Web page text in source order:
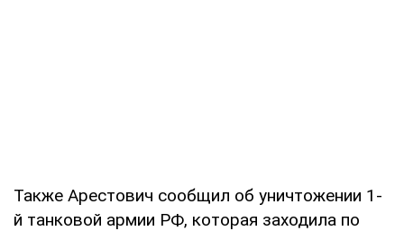
Также Арестович сообщил об уничтожении 1-
й танковой армии РФ, которая заходила по